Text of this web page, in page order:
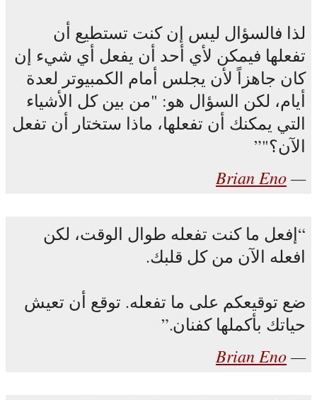
لذا فالسؤال ليس إن كنت تستطيع أن
تفعلها فيمكن لأي أحد أن يفعل أي شيء إن
كان جاهزاً لأن يجلس أمام الكمبيوتر لعدة
أيام، لكن السؤال هو: "من بين كل الأشياء
التي يمكنك أن تفعلها، ماذا ستختار أن تفعل
الآن؟"
Brian Eno
إفعل ما كنت تفعله طوال الوقت، لكن
افعله الآن من كل قلبك.
ضع توقيعكم على ما تفعله. توقع أن تعيش
حياتك بأكملها كفنان.
Brian Eno